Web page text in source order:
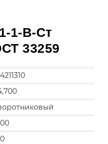
1-B-Ст
33259